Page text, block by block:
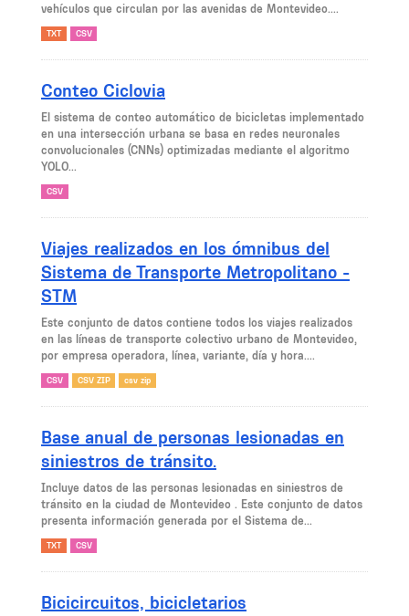
vehículos que circulan por las avenidas de Montevideo....
TXT CSV
Conteo Ciclovia
El sistema de conteo automático de bicicletas implementado
en una intersección urbana se basa en redes neuronales
convolucionales (CNNs) optimizadas mediante el algoritmo
YOLO...
CSV
Viajes realizados en los ómnibus del
Sistema de Transporte Metropolitano -
STM
Este conjunto de datos contiene todos los viajes realizados
en las líneas de transporte colectivo urbano de Montevideo,
por empresa operadora, línea, variante, día y hora....
CSV CSV ZIP csv zip
Base anual de personas lesionadas en
siniestros de tránsito.
Incluye datos de las personas lesionadas en siniestros de
tránsito en la ciudad de Montevideo . Este conjunto de datos
presenta información generada por el Sistema de...
TXT CSV
Bicicircuitos, bicicletarios